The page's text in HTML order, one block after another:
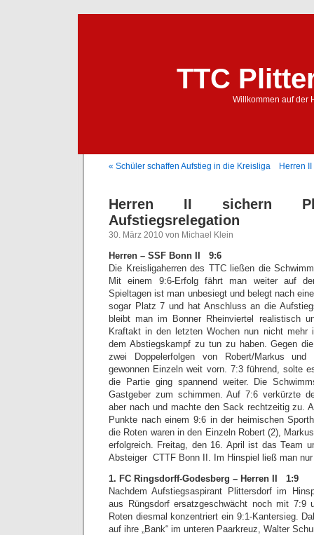
TTC
Willkommen auf der
« Schüler schaffen Aufstieg in die Kreisliga Herren
Herren II sichern
Aufstiegsrelegation
30. März 2010 von Michael Klein
Herren – SSF Bonn II 9:6
Die Kreisligaherren des TTC ließen die
Mit einem 9:6-Erfolg fährt man weiter auf
Spieltagen ist man unbesiegt und belegt nach
sogar Platz 7 und hat Anschluss an die
bleibt man im Bonner Rheinviertel realistisch
Kraftakt in den letzten Wochen nun nicht mehr
dem Abstiegskampf zu tun zu haben. Gegen
zwei Doppelerfolgen von Robert/Markus
gewonnen Einzeln weit vorn. 7:3 führend, solte
die Partie ging spannend weiter. Die
Gastgeber zum schimmen. Auf 7:6 verkürzte
aber nach und machte den Sack rechtzeitig zu.
Punkte nach einem 9:6 in der heimischen
die Roten waren in den Einzeln Robert (2),
erfolgreich. Freitag, den 16. April ist das Team
Absteiger CTTF Bonn II. Im Hinspiel ließ man
1. FC Ringsdorff-Godesberg – Herren II 1:9
Nachdem Aufstiegsaspirant Plittersdorf im
aus Rüngsdorf ersatzgeschwächt noch mit 7:9
Roten diesmal konzentriert ein 9:1-Kantersieg.
auf ihre „Bank“ im unteren Paarkreuz, Walter